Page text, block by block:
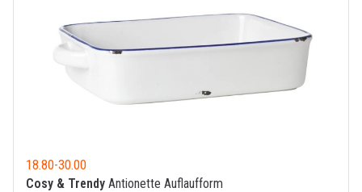
18.80-30.00
Cosy & Trendy Antionette Auflaufform